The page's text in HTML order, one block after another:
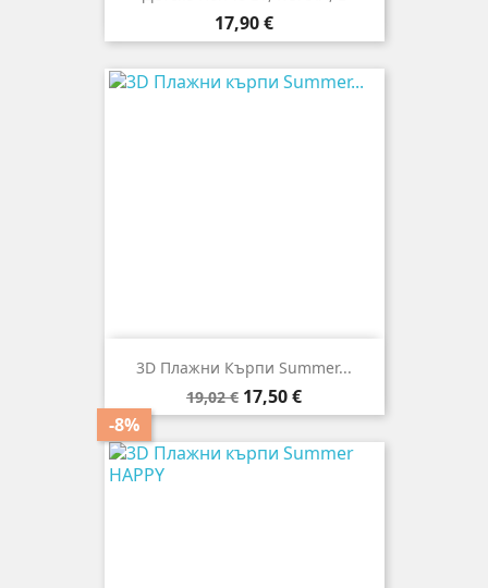
Цена
17,90 €
3D Плажни Кърпи Summer...
Редовна
цена
19,02 €
-8%
Цена
17,50 €